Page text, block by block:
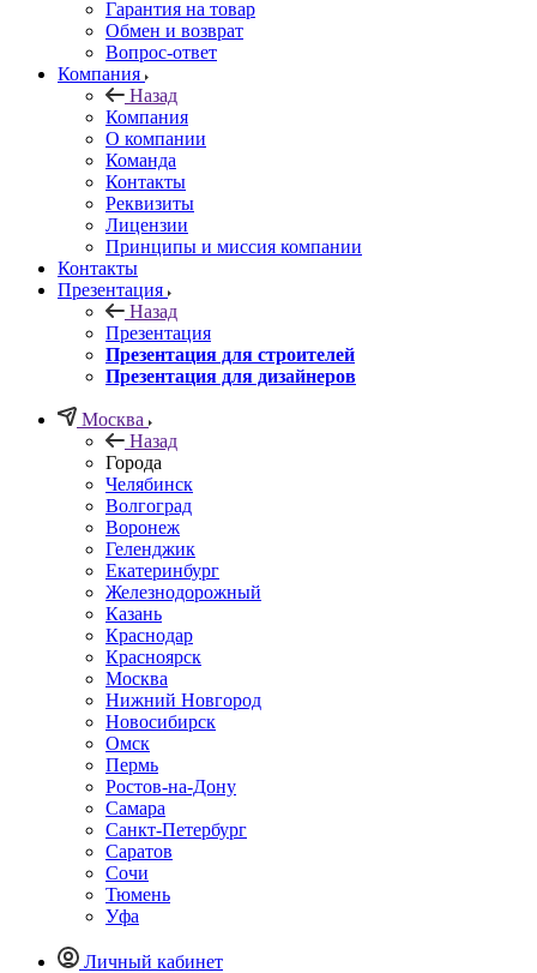
Гарантия на товар
Обмен и возврат
Вопрос-ответ
Компания
Назад
Компания
О компании
Команда
Контакты
Реквизиты
Лицензии
Принципы и миссия компании
Контакты
Презентация
Назад
Презентация
Презентация для строителей
Презентация для дизайнеров
Москва
Назад
Города
Челябинск
Волгоград
Воронеж
Геленджик
Екатеринбург
Железнодорожный
Казань
Краснодар
Красноярск
Москва
Нижний Новгород
Новосибирск
Омск
Пермь
Ростов-на-Дону
Самара
Санкт-Петербург
Саратов
Сочи
Тюмень
Уфа
Личный кабинет